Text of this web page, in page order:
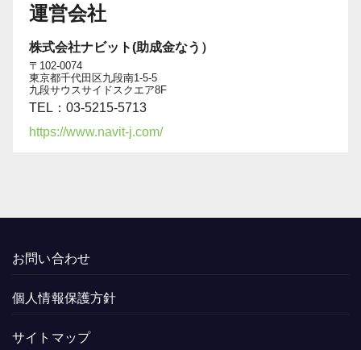
運営会社
株式会社ナビット(助成金なう）
〒102-0074
東京都千代田区九段南1-5-5
九段サウスサイドスクエア8F
TEL：03-5215-5713
https://www.navit-j.com/
お問い合わせ
個人情報保護方針
サイトマップ